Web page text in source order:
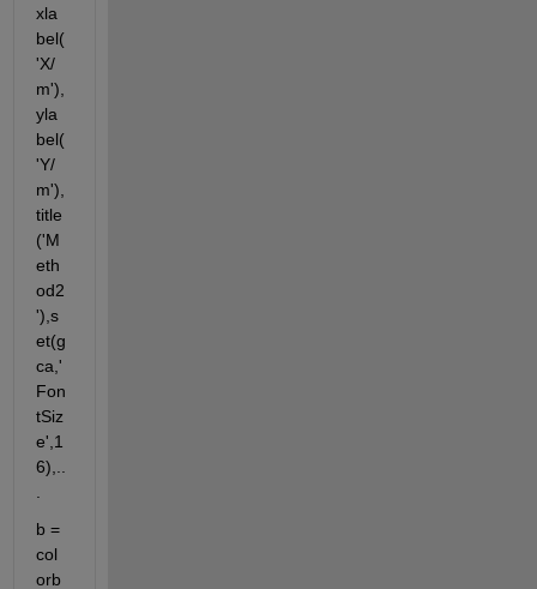
xla
bel(
'X/
m'),
yla
bel(
'Y/
m'),
title
('M
eth
od2
'),s
et(g
ca,'
Fon
tSiz
e',1
6),..
b =
col
orb